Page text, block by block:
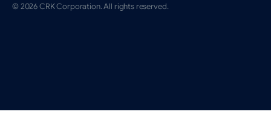
© 2026 CRK Corporation. All rights reserved.